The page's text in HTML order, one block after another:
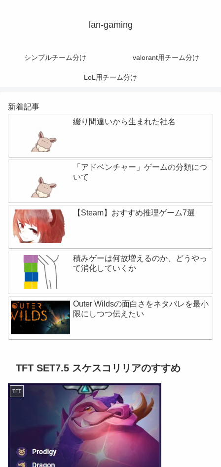
lan-gaming
シンプルチーム分け valorant用チーム分け
LoL用チーム分け
新着記事
綴り間違いから生まれた社名
「アドベンチャー」ゲームの分類につ
いて
【Steam】おすすめ推理ゲーム7選
積みゲーは何故増えるのか、どうやっ
て消化していくか
Outer Wildsの面白さをネタバレを最小
限にしつつ伝えたい
TFT SET7.5 スケスコリリアのすすめ
TFT